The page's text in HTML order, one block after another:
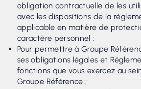
obligation contractuelle de les
avec les dispositions de la
applicable en matière de
caractère personnel ;
Pour permettre à Groupe
ses obligations légales et
fonctions que vous exercez au
Groupe Référence ;